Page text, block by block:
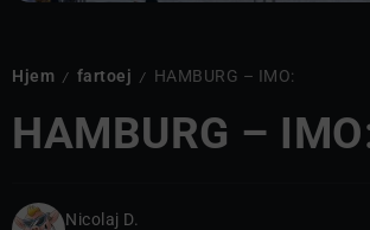
Hjem / fartoej / HAMBURG – IMO:
HAMBURG –
Nicolaj D.